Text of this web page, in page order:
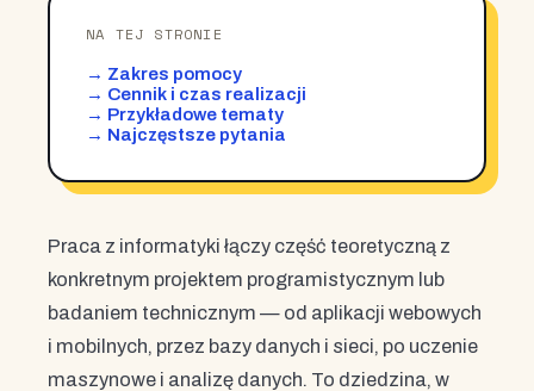
NA TEJ STRONIE
→ Zakres pomocy
→ Cennik i czas realizacji
→ Przykładowe tematy
→ Najczęstsze pytania
Praca z informatyki łączy część teoretyczną z
konkretnym projektem programistycznym lub
badaniem technicznym — od aplikacji webowych
i mobilnych, przez bazy danych i sieci, po uczenie
maszynowe i analizę danych. To dziedzina, w